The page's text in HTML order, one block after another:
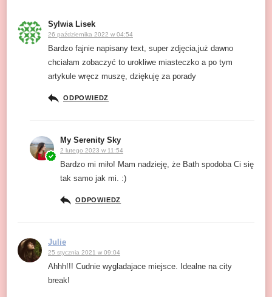
Sylwia Lisek
26 października 2022 w 04:54
Bardzo fajnie napisany text, super zdjęcia,już dawno
chciałam zobaczyć to urokliwe miasteczko a po tym
artykule wręcz muszę, dziękuję za porady
ODPOWIEDZ
My Serenity Sky
2 lutego 2023 w 11:54
Bardzo mi miło! Mam nadzieję, że Bath spodoba Ci się
tak samo jak mi. :)
ODPOWIEDZ
Julie
25 stycznia 2021 w 09:04
Ahhh!!! Cudnie wygladajace miejsce. Idealne na city
break!